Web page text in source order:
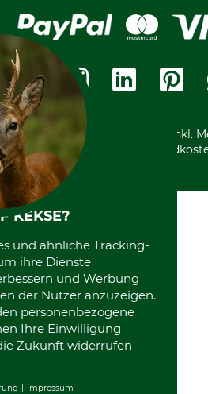
Cookie-Einstellungen
Bestellung widerrufen
Widerrufsbelehrung
Widerrufsformular
Kostenloser Rückversand
Nachhaltigkeit
Entsorgung und Umwelt
Datenschutz Print
Bankeinzug
Ratenkauf
Rechnung
Vorkasse
Leitbild
Karriere
Termine
Ladengeschäft
Motorgeräteshop
Über uns
Community
International
Kooperationen
Alle Preise in Euro und inkl.
KEKSE?
und ähnliche Tracking-
ihre Dienste
und Werbung
der Nutzer anzuzeigen.
personenbezogene
Ihre Einwilligung
Zukunft widerrufen
Impressum